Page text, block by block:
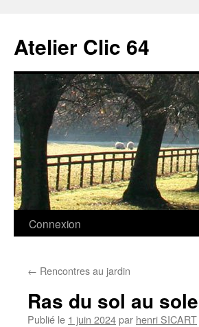
contenu
Atelier Clic 64
Connexion
← Rencontres au jardin
Ras du sol au
Publié le 1 juin 2024par henri SICART